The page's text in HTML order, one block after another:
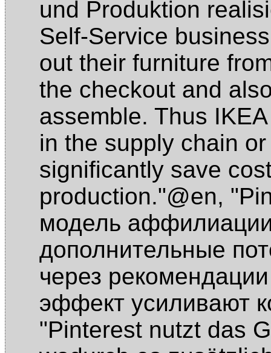
und Produktion
Self-Service
out their furniture
the checkout and
assemble. Thus
in the supply chain
significantly save
production."@en,
модель
дополнительные
через
эффект усиливают
"Pinterest nutzt das